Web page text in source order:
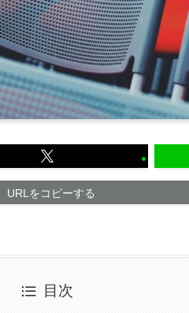
URLをコピーする
目次